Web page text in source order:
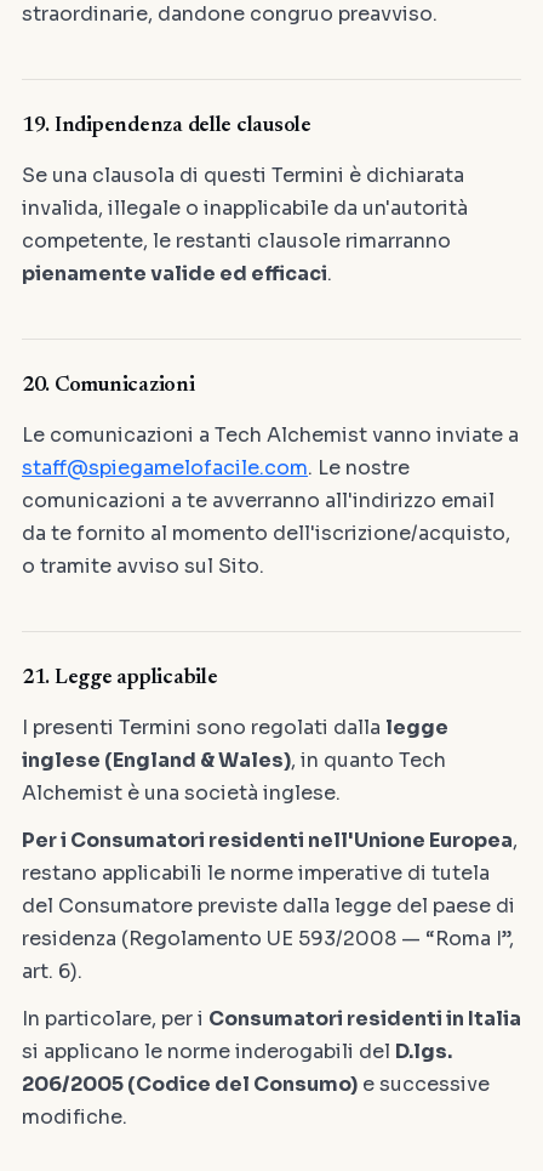
straordinarie, dandone congruo preavviso.
19. Indipendenza delle clausole
Se una clausola di questi Termini è dichiarata
invalida, illegale o inapplicabile da un'autorità
competente, le restanti clausole rimarranno
pienamente valide ed efficaci.
20. Comunicazioni
Le comunicazioni a Tech Alchemist vanno inviate a
staff@spiegamelofacile.com. Le nostre
comunicazioni a te avverranno all'indirizzo email
da te fornito al momento dell'iscrizione/acquisto,
o tramite avviso sul Sito.
21. Legge applicabile
I presenti Termini sono regolati dalla legge
inglese (England & Wales), in quanto Tech
Alchemist è una società inglese.
Per i Consumatori residenti nell'Unione Europea,
restano applicabili le norme imperative di tutela
del Consumatore previste dalla legge del paese di
residenza (Regolamento UE 593/2008 — “Roma I”,
art. 6).
In particolare, per i Consumatori residenti in Italia
si applicano le norme inderogabili del D.lgs.
206/2005 (Codice del Consumo) e successive
modifiche.